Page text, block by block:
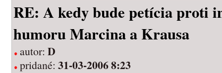
RE: A kedy bude petícia proti
humoru Marcina a Krausa
autor: D
pridané: 31-03-2006 8:23